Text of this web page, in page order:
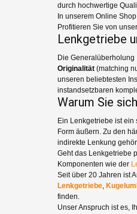
durch hochwertige
In unserem Online
Profitieren Sie von
Lenkgetriebe
Die Generalüberholung
Originalität(matching
unseren beliebtesten
instandsetzbaren
Warum Sie
Ein Lenkgetriebe ist
Form äußern. Zu den
indirekte Lenkung
Geht das Lenkgetriebe
Komponenten wie der
Seit über 20 Jahren ist
Lenkgetriebe,
finden.
Unser Anspruch ist es,